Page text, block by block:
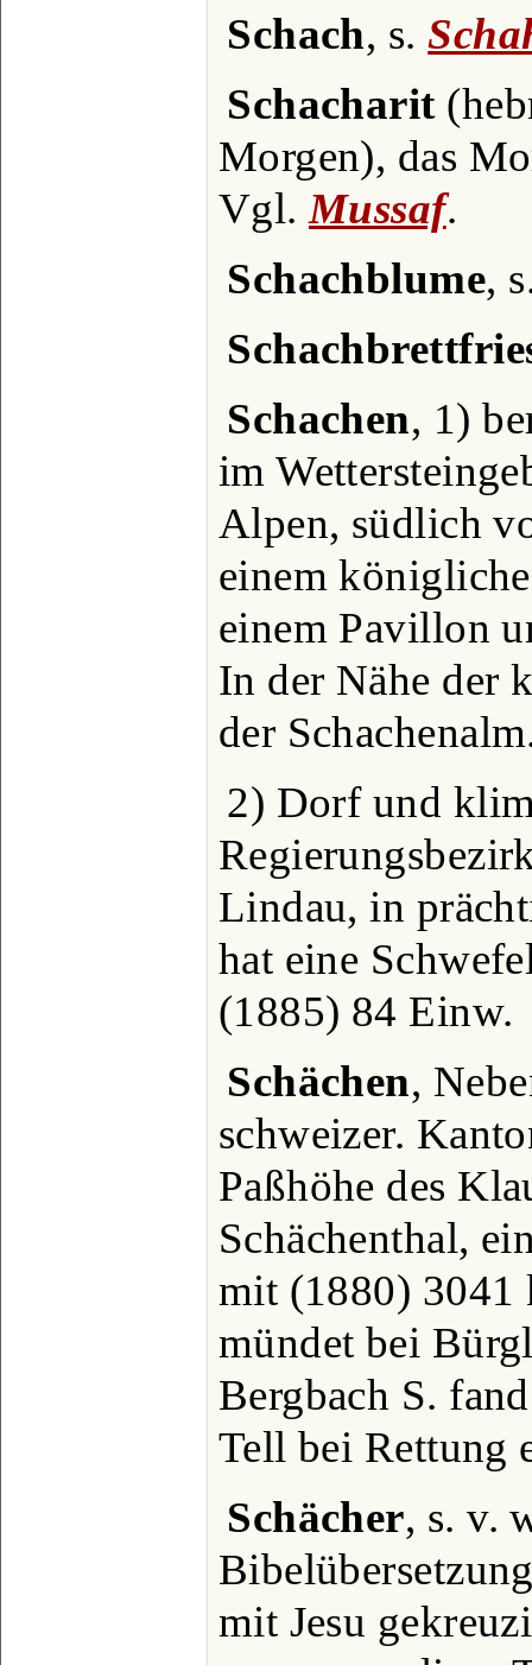
Schach, s.
Schacharit
Morgen), das
Vgl.Mussaf.
Schachblume,
Schachen, 1)
im
Alpen, südlich
einem
einem Pavillon
In der Nähe der
der
2) Dorf und
Lindau, in
hat eine
(1885) 84 Einw.
Schächen,
schweizer.
Paßhöhe des
Schächenthal,
mit (1880) 3041
mündet bei
Bergbach S.
Tell bei Rettung
Schächer, s. v.
mit Jesu